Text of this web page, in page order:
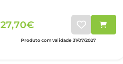
27,70€
Produto com validade 31/07/2027